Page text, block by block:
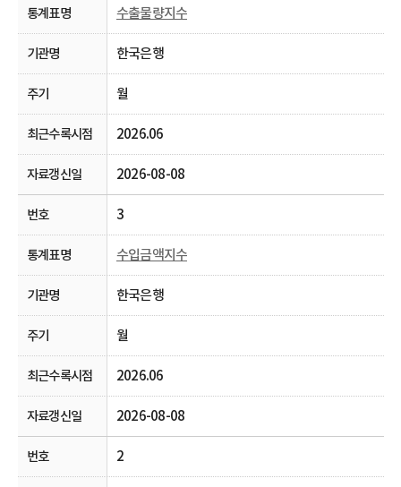
수출물량지수
한국은행
월
2026.06
2026-08-08
3
수입금액지수
한국은행
월
2026.06
2026-08-08
2